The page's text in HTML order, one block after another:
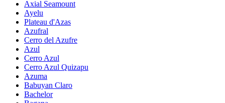
Axial Seamount
Ayelu
Plateau d'Azas
Azufral
Cerro del Azufre
Azul
Cerro Azul
Cerro Azul Quizapu
Azuma
Babuyan Claro
Bachelor